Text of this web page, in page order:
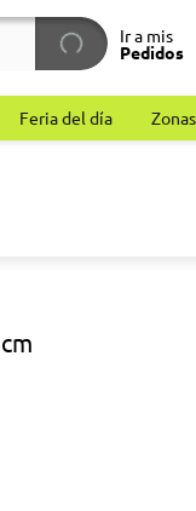
Ir a mis
Pedidos
Feria del día